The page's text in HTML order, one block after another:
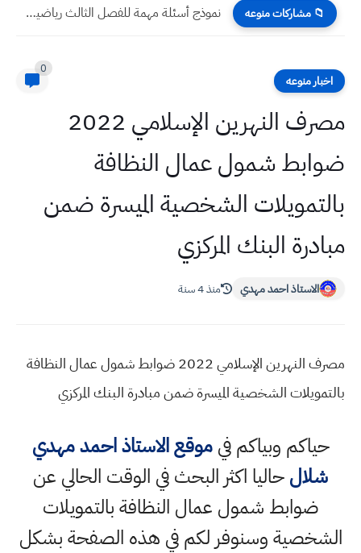
📁 مشاركات منوعه نموذج أسئلة مهمة للفصل الثالث رياضيات الثالث المتوسط
اخبار منوعه
0
مصرف النهرين الإسلامي 2022
ضوابط شمول عمال النظافة
بالتمويلات الشخصية الميسرة ضمن
مبادرة البنك المركزي
الاستاذ احمد مهدي منذ 4 سنة
مصرف النهرين الإسلامي 2022 ضوابط شمول عمال النظافة
بالتمويلات الشخصية الميسرة ضمن مبادرة البنك المركزي
حياكم وبياكم فيموقع الاستاذ احمد مهدي
شلالحاليا اكثر البحث في الوقت الحالي عن
ضوابط شمول عمال النظافة بالتمويلات
الشخصية وسنوفر لكم في هذه الصفحة بشكل